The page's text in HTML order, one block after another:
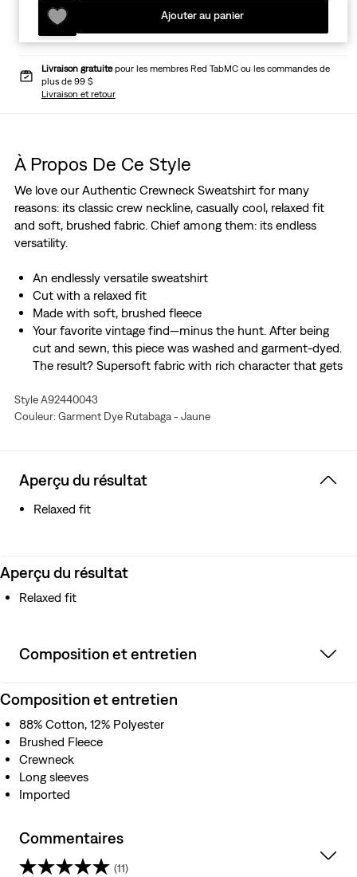
Ajouter au panier
Livraison gratuitepour les membres Red TabMC ou les commandes de
plus de 99 $
Livraison et retour
À Propos De Ce Style
We love our Authentic Crewneck Sweatshirt for many
reasons: its classic crew neckline, casually cool, relaxed fit
and soft, brushed fabric. Chief among them: its endless
versatility.
An endlessly versatile sweatshirt
Cut with a relaxed fit
Made with soft, brushed fleece
Your favorite vintage find—minus the hunt. After being
cut and sewn, this piece was washed and garment-dyed.
The result? Supersoft fabric with rich character that gets
Style A92440043
Couleur: Garment Dye Rutabaga - Jaune
Aperçu du résultat
Relaxed fit
Aperçu du résultat
Relaxed fit
Composition et entretien
Composition et entretien
88% Cotton, 12% Polyester
Brushed Fleece
Crewneck
Long sleeves
Imported
Commentaires
(11)